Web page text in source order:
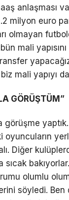
anlaşması
milyon euro
olmayan
mali
mali yapıyı
GÖRÜŞTÜM”
görüşme
oyuncuların
Diğer
sıcak
olumlu
söyledi. Ben